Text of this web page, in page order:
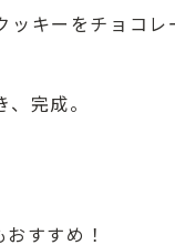
ッキーをチョコレ
完成。
すすめ！